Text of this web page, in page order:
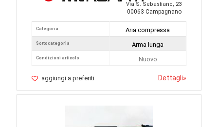
Via S. Sebastiano, 23
00063 Campagnano
Categoria
Sottocategoria
Condizioni articolo
Aria compressa
Arma lunga
Nuovo
aggiungi a preferiti Dettagli»